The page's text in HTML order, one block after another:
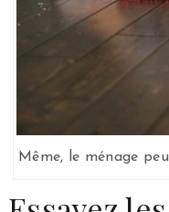
Même, le ménage